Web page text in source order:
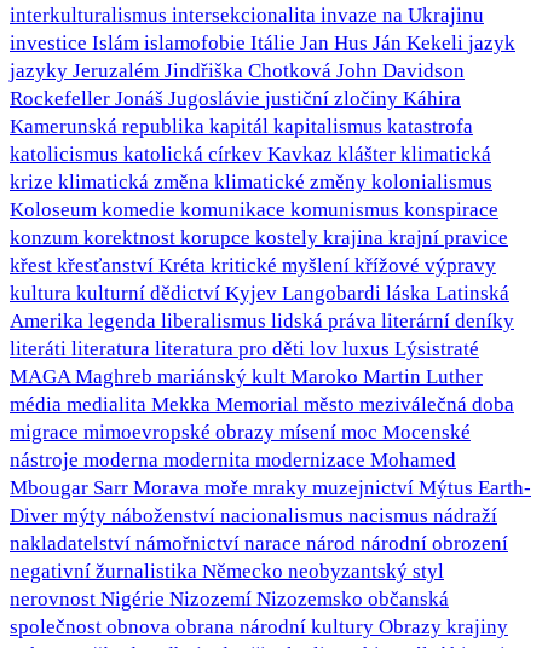
interkulturalismus intersekcionalita invaze na Ukrajinu
investice Islám islamofobie Itálie Jan Hus Ján Kekeli jazyk
jazyky Jeruzalém Jindřiška Chotková John Davidson
Rockefeller Jonáš Jugoslávie justiční zločiny Káhira
Kamerunská republika kapitál kapitalismus katastrofa
katolicismus katolická církev Kavkaz klášter klimatická
krize klimatická změna klimatické změny kolonialismus
Koloseum komedie komunikace komunismus konspirace
konzum korektnost korupce kostely krajina krajní pravice
křest křesťanství Kréta kritické myšlení křížové výpravy
kultura kulturní dědictví Kyjev Langobardi láska Latinská
Amerika legenda liberalismus lidská práva literární deníky
literáti literatura literatura pro děti lov luxus Lýsistraté
MAGAMaghreb mariánský kult Maroko Martin Luther
média medialita Mekka Memorial město meziválečná doba
migrace mimoevropské obrazy mísení moc Mocenské
nástroje moderna modernita modernizace Mohamed
Mbougar Sarr Morava moře mraky muzejnictví Mýtus Earth-
Diver mýty náboženství nacionalismus nacismus nádraží
nakladatelství námořnictví narace národ národní obrození
negativní žurnalistika Německo neobyzantský styl
nerovnost Nigérie Nizozemí Nizozemsko občanská
společnost obnova obrana národní kultury Obrazy krajiny